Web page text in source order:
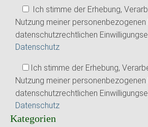
Ich stimme der Erhebung,
Nutzung meiner
datenschutzrechtlichen
Datenschutz
Ich stimme der Erhebung,
Nutzung meiner
datenschutzrechtlichen
Datenschutz
Kategorien